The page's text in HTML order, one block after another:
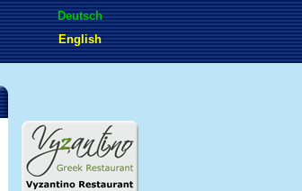
Deutsch
English